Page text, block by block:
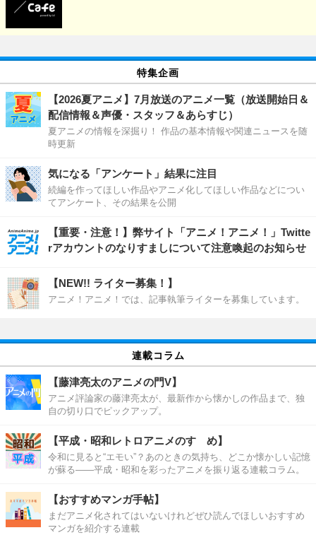
特集企画
【2026夏アニメ】7月放送のアニメ一覧（放送開始日＆
配信情報＆声優・スタッフ＆あらすじ）
夏アニメの情報を深掘り！ 作品の基本情報や関連ニュースを随
時更新
気になる「アンケート」結果に注目
続編を作ってほしい作品やアニメ化してほしい作品などについ
てアンケート、その結果を公開
【重要・注意！】弊サイト「アニメ！アニメ！」Twitte
rアカウントのなりすましについて注意喚起のお知らせ
【NEW!! ライター募集！】
アニメ！アニメ！では、記事執筆ライターを募集しています。
連載コラム
【藤津亮太のアニメの門V】
アニメ評論家の藤津亮太が、最新作から懐かしの作品まで、独
自の切り口でピックアップ。
【平成・昭和レトロアニメのすゝめ】
令和に見ると“エモい”？あのときの気持ち、どこか懐かしい記憶
が蘇る――平成・昭和を彩ったアニメを振り返る連載コラム。
【おすすめマンガ手帖】
まだアニメ化されてはいないけれどぜひ読んでほしいおすすめ
マンガを紹介する連載